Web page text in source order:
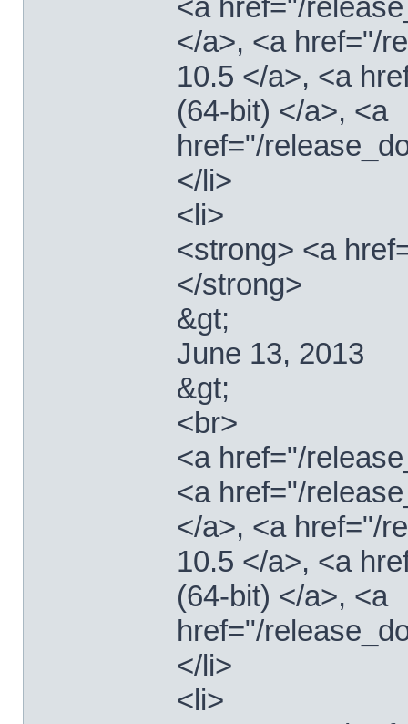
<a href="/
</a>, <a href="/
10.5 </a>, <a
(64-bit) </a>, <a
href="/
</li>
<li>
<strong> <a
</strong>
&gt;
June 13, 2013
&gt;
<br>
<a href="/
<a href="/
</a>, <a href="/
10.5 </a>, <a
(64-bit) </a>, <a
href="/
</li>
<li>